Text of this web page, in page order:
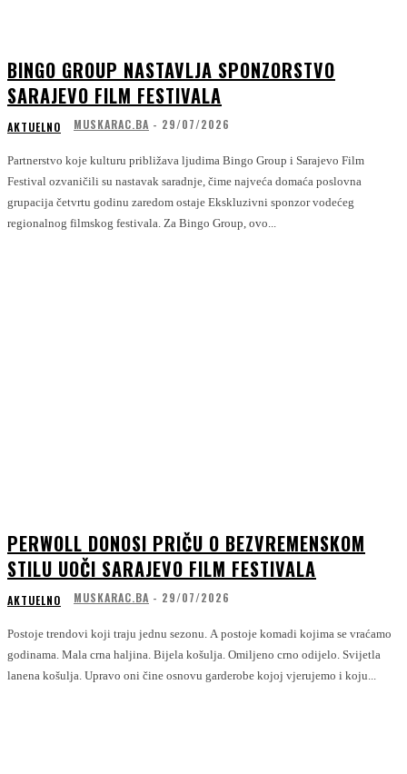
BINGO GROUP NASTAVLJA SPONZORSTVO
SARAJEVO FILM FESTIVALA
AKTUELNO MUSKARAC.BA - 29/07/2026
Partnerstvo koje kulturu približava ljudima Bingo Group i Sarajevo Film
Festival ozvaničili su nastavak saradnje, čime najveća domaća poslovna
grupacija četvrtu godinu zaredom ostaje Ekskluzivni sponzor vodećeg
regionalnog filmskog festivala. Za Bingo Group, ovo...
PERWOLL DONOSI PRIČU O BEZVREMENSKOM
STILU UOČI SARAJEVO FILM FESTIVALA
AKTUELNO MUSKARAC.BA - 29/07/2026
Postoje trendovi koji traju jednu sezonu. A postoje komadi kojima se vraćamo
godinama. Mala crna haljina. Bijela košulja. Omiljeno crno odijelo. Svijetla
lanena košulja. Upravo oni čine osnovu garderobe kojoj vjerujemo i koju...